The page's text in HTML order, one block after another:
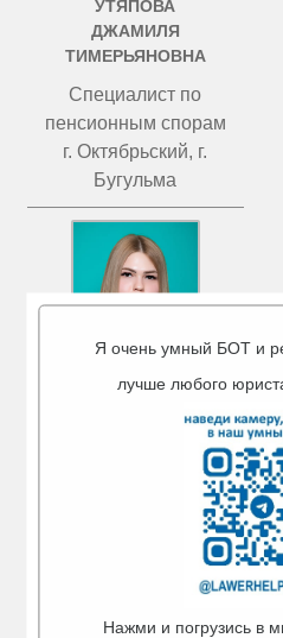
УТЯПОВА
ДЖАМИЛЯ
ТИМЕРЬЯНОВНА
Специалист по
пенсионным спорам
г. Октябрьский, г.
Бугульма
МИГРАНОВА
АЙГУЛЬ АМИРОВНА
Ведущий юрист
Я очень умный БОТ и
лучше любого
Нажми и погрузись в